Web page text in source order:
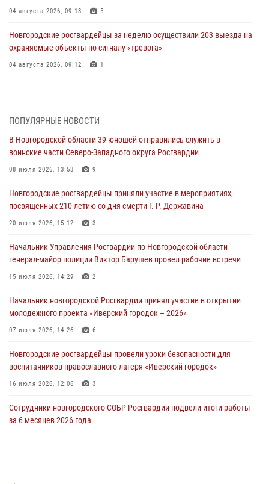
04 августа 2026, 09:13 5
Новгородские росгвардейцы за неделю осуществили 203 выезда на
охраняемые объекты по сигналу «тревога»
04 августа 2026, 09:12 1
В Великом Новгороде сотрудники центра лицензионно-
разрешительной работы Росгвардии провели телефонную «горячую
30 июля 2026, 14:36 1
Новгородские росгвардейцы рассказали о службе детям из летнего
30 июля 2026, 08:40 5
Новгородские росгвардейцы задержали мужчину
Телесюжет в программе "Новгородское областное телевидение.
Новости часа." от 29 июля 2026 года. Новгородские призывники
29 июля 2026, 12:54 1
ПОПУЛЯРНЫЕ НОВОСТИ
В Новгородской области 39 юношей отправились служить в
воинские части Северо-Западного округа Росгвардии
08 июля 2026, 13:53 9
Новгородские росгвардейцы приняли участие в мероприятиях,
посвященных 210-летию со дня смерти Г. Р. Державина
20 июля 2026, 15:12 3
Начальник Управления Росгвардии по Новгородской области
генерал-майор полиции Виктор Барушев провел рабочие встречи
15 июля 2026, 14:29 2
Начальник новгородской Росгвардии принял участие в открытии
молодежного проекта «Иверский городок – 2026»
07 июля 2026, 14:26 6
Новгородские росгвардейцы провели уроки безопасности для
воспитанников православного лагеря «Иверский городок»
16 июля 2026, 12:06 3
Сотрудники новгородского СОБР Росгвардии подвели итоги работы
за 6 месяцев 2026 года